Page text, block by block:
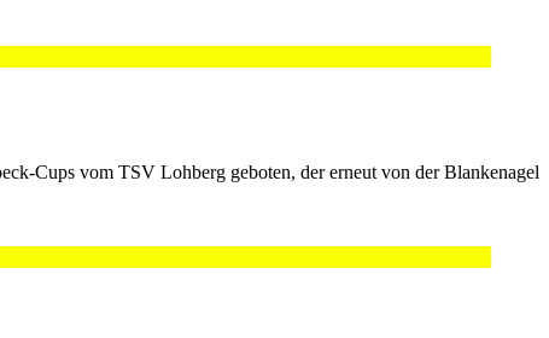
Cups vom TSV Lohberg geboten, der erneut von der Blankenagel